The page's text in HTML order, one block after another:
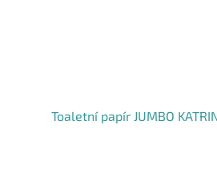
Toaletní papír JUMBO